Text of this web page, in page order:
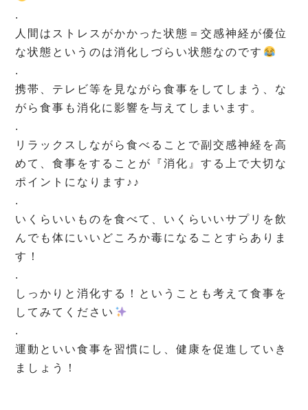
.
人間はストレスがかかった状態＝交感神経が優位
な状態というのは消化しづらい状態なのです
.
携帯、テレビ等を見ながら食事をしてしまう、な
がら食事も消化に影響を与えてしまいます。
.
リラックスしながら食べることで副交感神経を高
めて、食事をすることが『消化』する上で大切な
ポイントになります♪♪
.
いくらいいものを食べて、いくらいいサプリを飲
んでも体にいいどころか毒になることすらありま
す！
.
しっかりと消化する！ということも考えて食事を
してみてください
.
運動といい食事を習慣にし、健康を促進していき
ましょう！